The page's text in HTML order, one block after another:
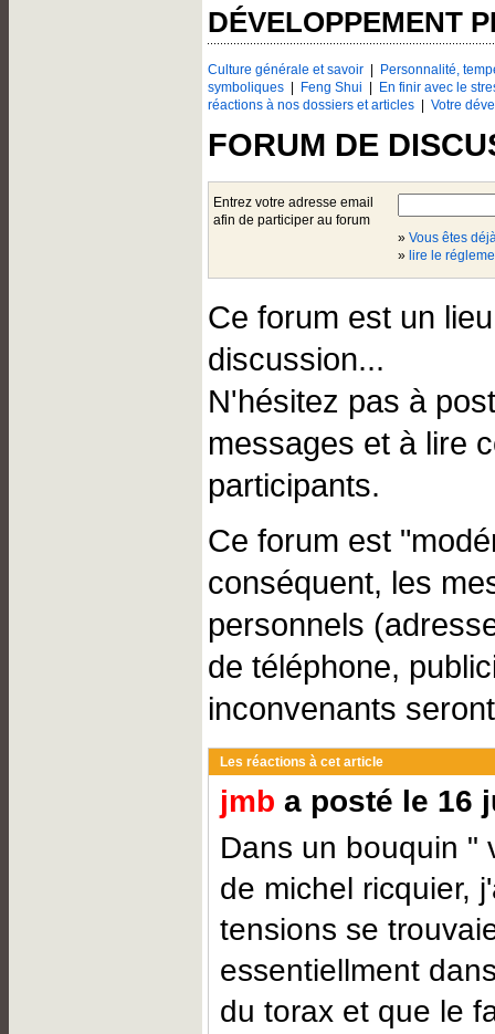
DÉVELOPPEMENT
Culture générale et savoir
Personnalité,
symboliques
Feng Shui
En finir avec le
réactions à nos dossiers et articles
Votre
FORUM DE
Entrez votre adresse email
afin de participer au forum
» Vous êtes
» lire le
Ce forum est un
discussion...
N'hésitez pas à
messages et à lire
participants.
Ce forum est
conséquent, les
personnels
de téléphone,
inconvenants
Les réactions à cet article
jmb a posté le 16
Dans un bouquin "
de michel ricquier,
tensions se
essentiellment
du torax et que le